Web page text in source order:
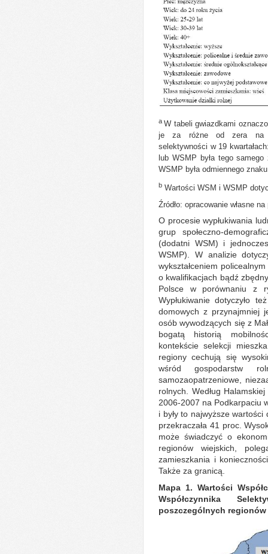
aW tabeli gwiazdkami
je za różne od zera na
selektywności w 19
lub WSMP była tego
WSMP była odmiennego
b Wartości WSM i WSMP
Źródło: opracowanie własne
O procesie wypłukiwania
grup społeczno-
(dodatni WSM) i
WSMP). W analizie
wykształceniem
o kwalifikacjach bądź
Polsce w porównaniu z
Wypłukiwanie dotyczyło
domowych z przynajmniej
osób wywodzących się z
bogatą historią
kontekście selekcji
regiony cechują się
wśród gospodarstw
samozaopatrzeniowe,
rolnych. Według
2006-2007 na Podkarpaciu
i były to najwyższe
przekraczała 41 proc.
może świadczyć o
regionów wiejskich,
zamieszkania i
Także za granicą.
Mapa 1. Wartości
Współczynnika
poszczególnych regionów